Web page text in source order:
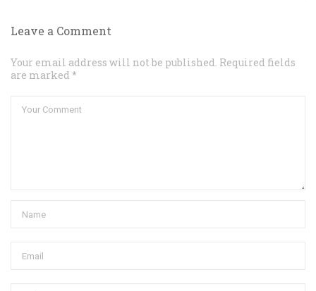
Leave a Comment
Your email address will not be published. Required fields
are marked *